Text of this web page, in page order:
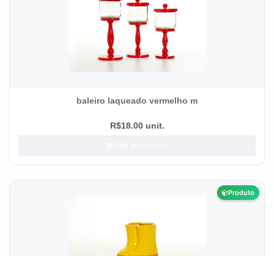
baleiro laqueado vermelho m
R$18.00 unit.
Produto